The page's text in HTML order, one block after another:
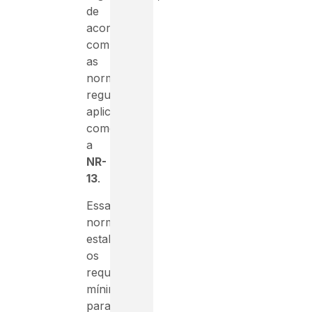
de
acordo
com
as
normas
regulatórias
aplicáveis,
como
a
NR-
13.
Essa
norma
estabelece
os
requisitos
mínimos
para